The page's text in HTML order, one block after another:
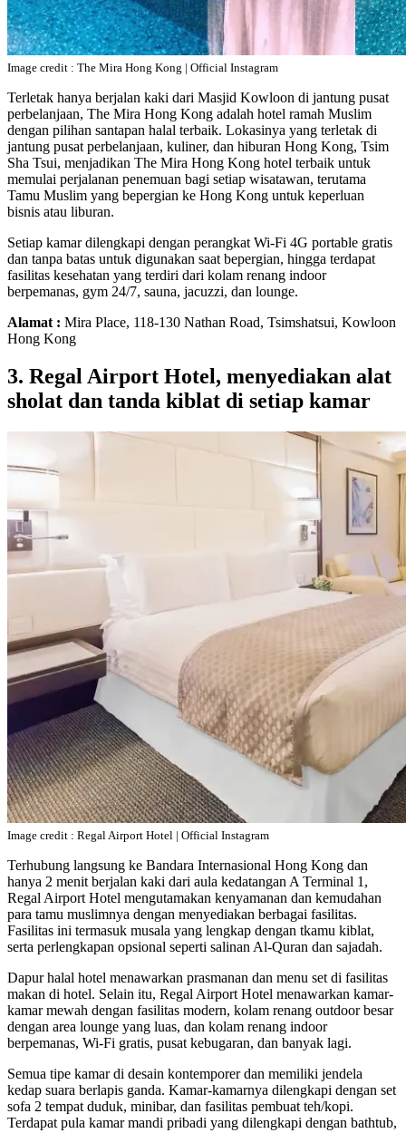
Image credit : The Mira Hong Kong | Official Instagram
Terletak hanya berjalan kaki dari Masjid Kowloon di jantung pusat
perbelanjaan, The Mira Hong Kong adalah hotel ramah Muslim
dengan pilihan santapan halal terbaik. Lokasinya yang terletak di
jantung pusat perbelanjaan, kuliner, dan hiburan Hong Kong, Tsim
Sha Tsui, menjadikan The Mira Hong Kong hotel terbaik untuk
memulai perjalanan penemuan bagi setiap wisatawan, terutama
Tamu Muslim yang bepergian ke Hong Kong untuk keperluan
bisnis atau liburan.
Setiap kamar dilengkapi dengan perangkat Wi-Fi 4G portable gratis
dan tanpa batas untuk digunakan saat bepergian, hingga terdapat
fasilitas kesehatan yang terdiri dari kolam renang indoor
berpemanas, gym 24/7, sauna, jacuzzi, dan lounge.
Alamat : Mira Place, 118-130 Nathan Road, Tsimshatsui, Kowloon
Hong Kong
3. Regal Airport Hotel, menyediakan alat
sholat dan tanda kiblat di setiap kamar
Image credit : Regal Airport Hotel | Official Instagram
Terhubung langsung ke Bandara Internasional Hong Kong dan
hanya 2 menit berjalan kaki dari aula kedatangan A Terminal 1,
Regal Airport Hotel mengutamakan kenyamanan dan kemudahan
para tamu muslimnya dengan menyediakan berbagai fasilitas.
Fasilitas ini termasuk musala yang lengkap dengan tkamu kiblat,
serta perlengkapan opsional seperti salinan Al-Quran dan sajadah.
Dapur halal hotel menawarkan prasmanan dan menu set di fasilitas
makan di hotel. Selain itu, Regal Airport Hotel menawarkan kamar-
kamar mewah dengan fasilitas modern, kolam renang outdoor besar
dengan area lounge yang luas, dan kolam renang indoor
berpemanas, Wi-Fi gratis, pusat kebugaran, dan banyak lagi.
Semua tipe kamar di desain kontemporer dan memiliki jendela
kedap suara berlapis ganda. Kamar-kamarnya dilengkapi dengan set
sofa 2 tempat duduk, minibar, dan fasilitas pembuat teh/kopi.
Terdapat pula kamar mandi pribadi yang dilengkapi dengan bathtub,